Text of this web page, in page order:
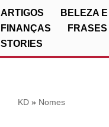
ARTIGOS BELEZA
FINANÇAS
FRASES
STORIES
KD» Nomes